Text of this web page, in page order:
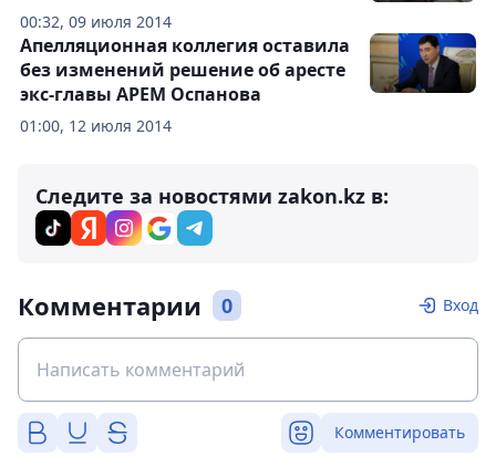
00:32, 09 июля 2014
01:00, 12 июля 2014
Апелляционная коллегия оставила
без изменений решение об аресте
экс-главы АРЕМ Оспанова
Следите за новостями zakon.kz в:
Комментарии 0 Вход
Комментировать